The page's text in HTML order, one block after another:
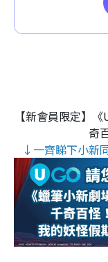
【新會員限定】
奇
↓一齊睇下小新